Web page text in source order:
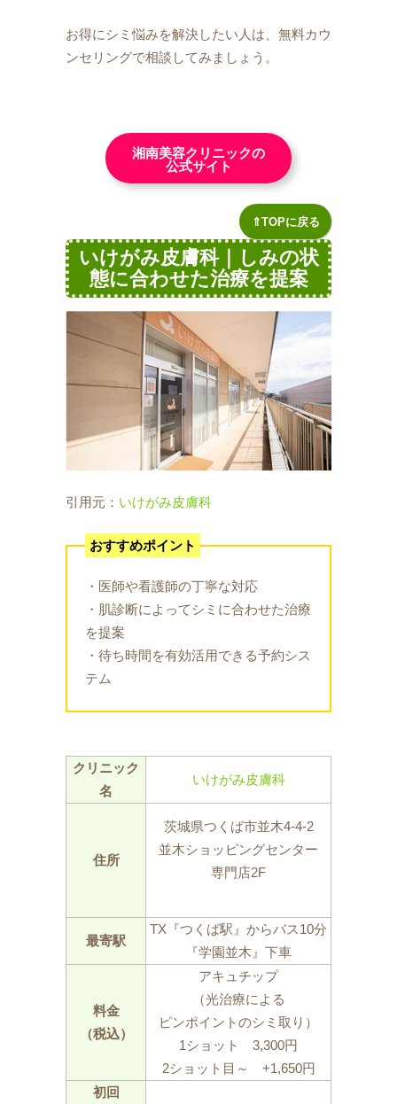
お得にシミ悩みを解決したい人は、無料カウ
ンセリングで相談してみましょう。
湘南美容クリニックの
公式サイト
⇑TOPに戻る
いけがみ皮膚科｜しみの状
態に合わせた治療を提案
引用元： いけがみ皮膚科
おすすめポイント
・医師や看護師の丁寧な対応
・肌診断によってシミに合わせた治療
を提案
・待ち時間を有効活用できる予約シス
テム
クリニック
名
いけがみ皮膚科
住所
茨城県つくば市並木4‐4-2
並木ショッピングセンター
専門店2F
最寄駅
TX『つくば駅』からバス10分
『学園並木』下車
料金
（税込）
アキュチップ
（光治療による
ピンポイントのシミ取り）
1ショット 3,300円
2ショット目～ +1,650円
初回